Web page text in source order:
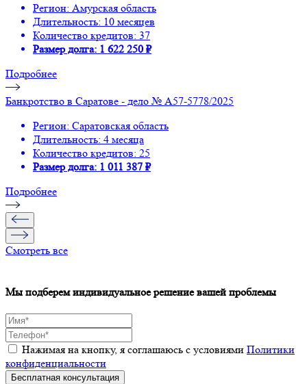
Регион: Амурская область
Длительность: 10 месяцев
Количество кредитов: 37
Размер долга: 1 622 250 ₽
Подробнее
Банкротство в Саратове - дело № А57-5778/2025
Регион: Саратовская область
Длительность: 4 месяца
Количество кредитов: 25
Размер долга: 1 011 387 ₽
Подробнее
Смотреть все
Мы подберем индивидуальное решение вашей проблемы
Нажимая на кнопку, я соглашаюсь с условиями Политики
конфиденциальности
Бесплатная консультация